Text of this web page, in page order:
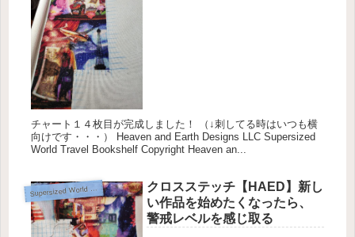
チャート１４枚目が完成しました！ （↓刺してる時はいつも横
向けです・・・） Heaven and Earth Designs LLC Supersized
World Travel Bookshelf Copyright Heaven an...
S upersized World Travel Bookshelf【Heaven and Earth Designs】
クロスステッチ【HAED】新し
い作品を始めたくなったら、
警戒レベルを感じ取る